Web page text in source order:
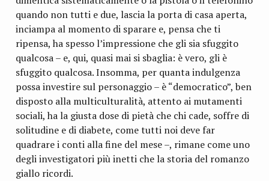
quando non tutti e due, lascia la porta di casa aperta,
inciampa al momento di sparare e, pensa che ti
ripensa, ha spesso l’impressione che gli sia sfuggito
qualcosa – e, qui, quasi mai si sbaglia: è vero, gli è
sfuggito qualcosa. Insomma, per quanta indulgenza
possa investire sul personaggio – è “democratico”, ben
disposto alla multiculturalità, attento ai mutamenti
sociali, ha la giusta dose di pietà che chi cade, soffre di
solitudine e di diabete, come tutti noi deve far
quadrare i conti alla fine del mese –, rimane come uno
degli investigatori più inetti che la storia del romanzo
giallo ricordi.